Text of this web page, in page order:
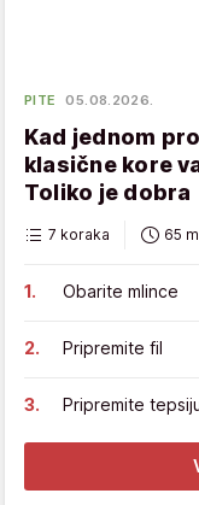
PITE 05.08.2026.
Kad jednom
klasične kore
Toliko je dobra
7 koraka 65
Obarite mlince
Pripremite fil
Pripremite